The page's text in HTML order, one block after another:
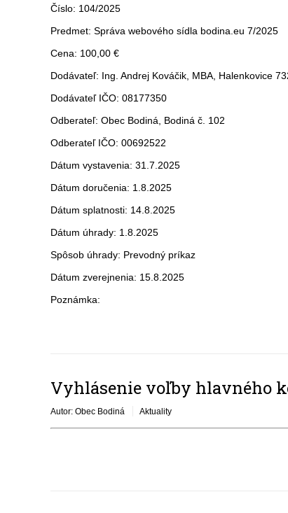
Číslo: 104/2025
Predmet: Správa webového sídla bodina.eu 7/2025
Cena: 100,00 €
Dodávateľ: Ing. Andrej Kováčik, MBA, Halenkovice
Dodávateľ IČO: 08177350
Odberateľ: Obec Bodiná, Bodiná č. 102
Odberateľ IČO: 00692522
Dátum vystavenia: 31.7.2025
Dátum doručenia: 1.8.2025
Dátum splatnosti: 14.8.2025
Dátum úhrady: 1.8.2025
Spôsob úhrady: Prevodný príkaz
Dátum zverejnenia: 15.8.2025
Poznámka:
Vyhlásenie voľby hlavného
Autor: Obec Bodiná Aktuality